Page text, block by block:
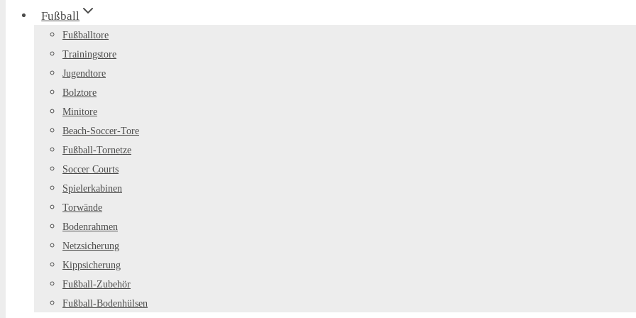
Fußball
Fußballtore
Trainingstore
Jugendtore
Bolztore
Minitore
Beach-Soccer-Tore
Fußball-Tornetze
Soccer Courts
Spielerkabinen
Torwände
Bodenrahmen
Netzsicherung
Kippsicherung
Fußball-Zubehör
Fußball-Bodenhülsen